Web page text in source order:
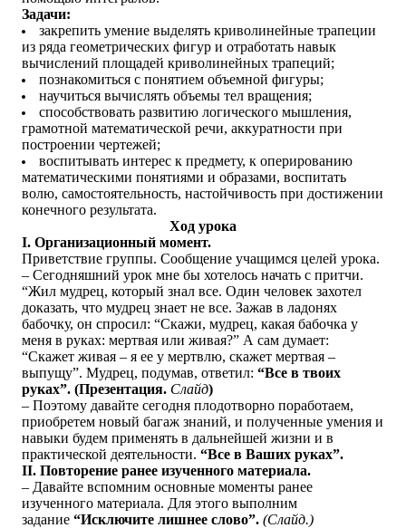
Задачи:
закрепить умение выделять криволинейные трапеции
из ряда геометрических фигур и отработать навык
вычислений площадей криволинейных трапеций;
познакомиться с понятием объемной фигуры;
научиться вычислять объемы тел вращения;
способствовать развитию логического мышления,
грамотной математической речи, аккуратности при
построении чертежей;
воспитывать интерес к предмету, к оперированию
математическими понятиями и образами, воспитать
волю, самостоятельность, настойчивость при достижении
конечного результата.
Ход урока
I. Организационный момент.
Приветствие группы. Сообщение учащимся целей урока.
– Сегодняшний урок мне бы хотелось начать с притчи.
“Жил мудрец, который знал все. Один человек захотел
доказать, что мудрец знает не все. Зажав в ладонях
бабочку, он спросил: “Скажи, мудрец, какая бабочка у
меня в руках: мертвая или живая?” А сам думает:
“Скажет живая – я ее у мертвлю, скажет мертвая –
выпущу”. Мудрец, подумав, ответил: “Все в твоих
руках”. (Презентация. Слайд)
– Поэтому давайте сегодня плодотворно поработаем,
приобретем новый багаж знаний, и полученные умения и
навыки будем применять в дальнейшей жизни и в
практической деятельности. “Все в Ваших руках”.
II. Повторение ранее изученного материала.
– Давайте вспомним основные моменты ранее
изученного материала. Для этого выполним
задание “Исключите лишнее слово”. (Слайд.)